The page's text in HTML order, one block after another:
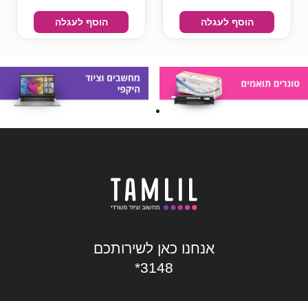
הוסף לעגלה הוסף לעגלה
אנחנו כאן לשירותכם
*3148